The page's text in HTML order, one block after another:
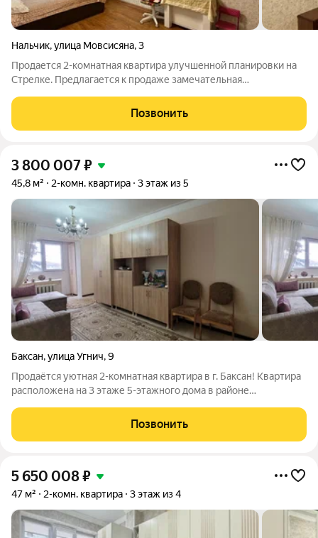
Нальчик,улица Мовсисяна,3
Продается 2-комнатная квартира улучшенной планировки на
Стрелке. Предлагается к продаже замечательная
комфортного проживания. Не нужно вкладывать деньги в
ремонт и мебель-все уже сделано для Вас.
Позвонить
3 800 007₽
45,8 м² 2-комн. квартира 3 этаж из 5
Баксан,улица Угнич,9
Продаётся уютная 2-комнатная квартира в г. Баксан! Квартира
расположена на 3 этаже 5-этажного дома в районе
инфраструктурой. Квартира чистая, светлая и уютная,
полностью готова к проживанию.
Позвонить
5 650 008₽
47 м² 2-комн. квартира 3 этаж из 4